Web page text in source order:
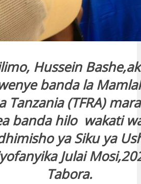
Hussein
banda la
Tanzania (TFRA)
banda hilo wakati
ya Siku ya
Julai
Tabora.